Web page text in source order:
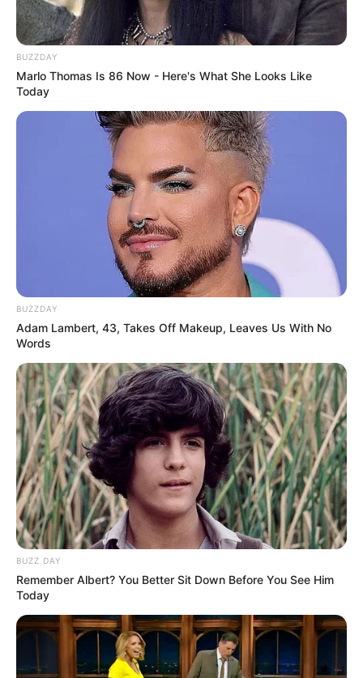
TAGS
ΘΑΝΑΤΟΣ
ΧΑΛΚΙΔΑ ΝΕΑ
BUZZDAY
Marlo Thomas Is 86 Now - Here's What She Looks Like
Today
BUZZDAY
Adam Lambert, 43, Takes Off Makeup, Leaves Us With No
Words
BUZZ DAY
Remember Albert? You Better Sit Down Before You See Him
Today